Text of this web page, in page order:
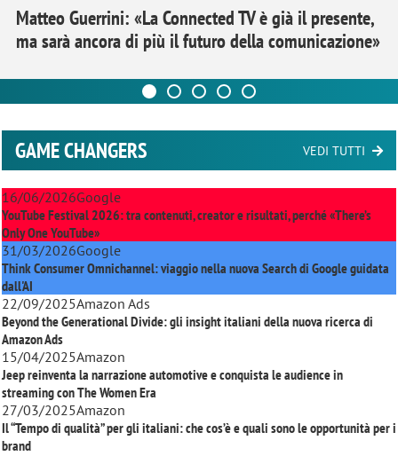
Matteo Guerrini: «La Connected TV è già il presente,
ma sarà ancora di più il futuro della comunicazione»
GAME CHANGERS VEDI TUTTI
16/06/2026Google
YouTube Festival 2026: tra contenuti, creator e risultati, perché «There’s
Only One YouTube»
31/03/2026Google
Think Consumer Omnichannel: viaggio nella nuova Search di Google guidata
dall'AI
22/09/2025Amazon Ads
Beyond the Generational Divide: gli insight italiani della nuova ricerca di
Amazon Ads
15/04/2025Amazon
Jeep reinventa la narrazione automotive e conquista le audience in
streaming conThe Women Era
27/03/2025Amazon
Il “Tempo di qualità” per gli italiani: che cos’è e quali sono le opportunità per i
brand